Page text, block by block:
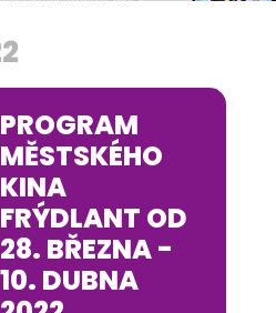
PROGRAM
MĚSTSKÉHO
KINA
FRÝDLANT OD
28. BŘEZNA -
10. DUBNA